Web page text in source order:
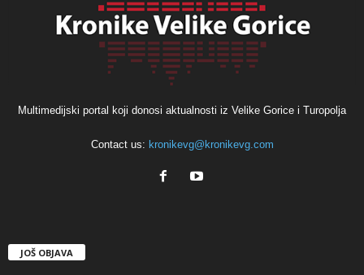
Multimedijski portal koji donosi aktualnosti iz Velike Gorice i Turopolja
Contact us: kronikevg@kronikevg.com
JOŠ OBJAVA